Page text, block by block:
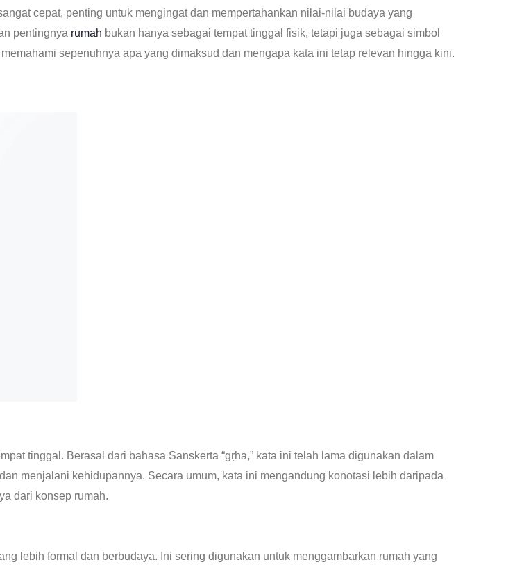
cepat, penting untuk mengingat dan mempertahankan nilai-nilai budaya yang
pentingnya rumah bukan hanya sebagai tempat tinggal fisik, tetapi juga sebagai simbol
sepenuhnya apa yang dimaksud dan mengapa kata ini tetap relevan hingga kini.
tinggal. Berasal dari bahasa Sanskerta “gṛha,” kata ini telah lama digunakan dalam
menjalani kehidupannya. Secara umum, kata ini mengandung konotasi lebih daripada
dari konsep rumah.
lebih formal dan berbudaya. Ini sering digunakan untuk menggambarkan rumah yang